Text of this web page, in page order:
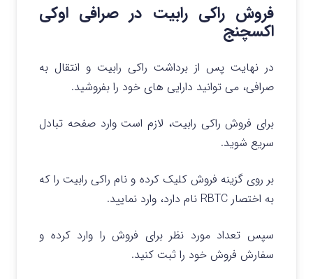
فروش راکی رابیت در صرافی اوکی
اکسچنج
در نهایت پس از برداشت راکی رابیت و انتقال به
صرافی، می توانید دارایی های خود را بفروشید.
برای فروش راکی رابیت، لازم است وارد صفحه تبادل
سریع شوید.
بر روی گزینه فروش کلیک کرده و نام راکی رابیت را که
به اختصار RBTC نام دارد، وارد نمایید.
سپس تعداد مورد نظر برای فروش را وارد کرده و
سفارش فروش خود را ثبت کنید.